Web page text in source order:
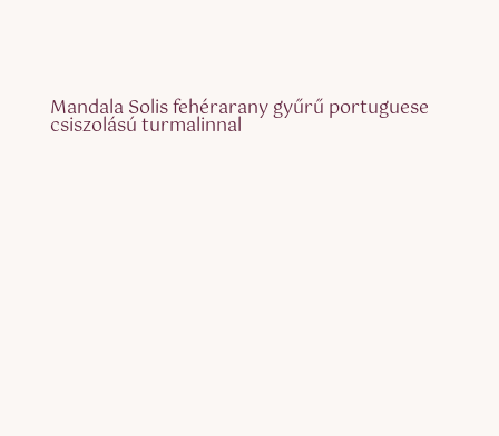
Mandala Solis fehérarany gyűrű portuguese
csiszolású turmalinnal